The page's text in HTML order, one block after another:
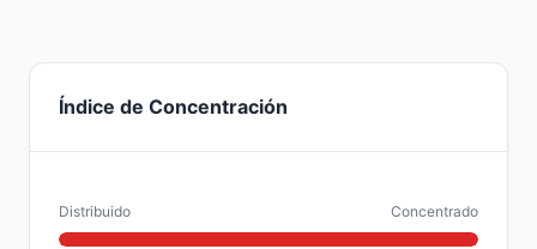
Índice de Concentración
Distribuido Concentrado